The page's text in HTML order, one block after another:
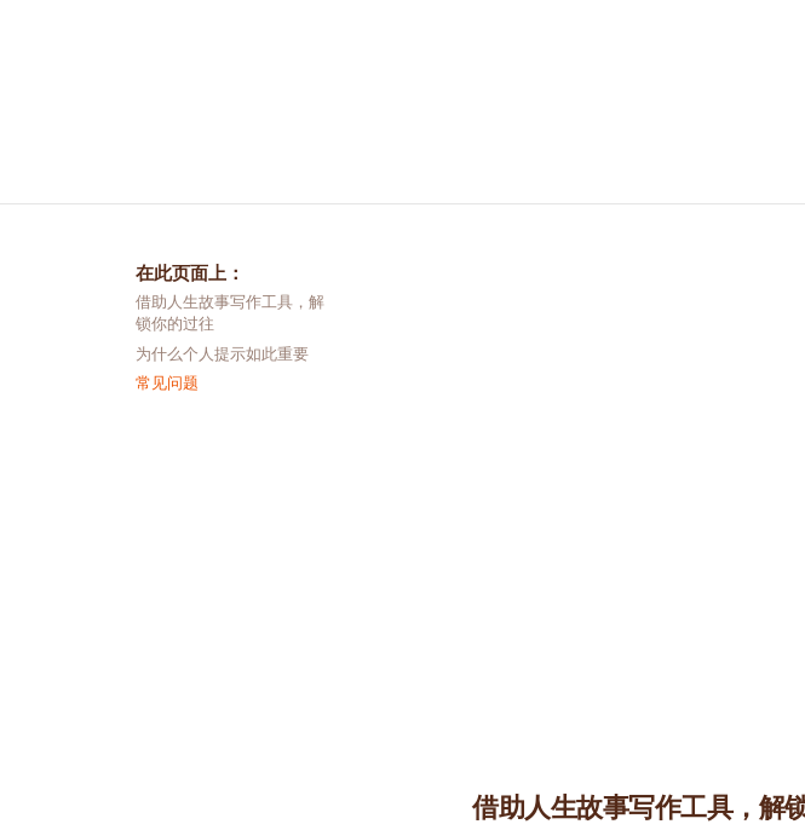
在此页面上：
借助人生故事写作工具，解
锁你的过往
为什么个人提示如此重要
常见问题
借助人生故事写作工具，解